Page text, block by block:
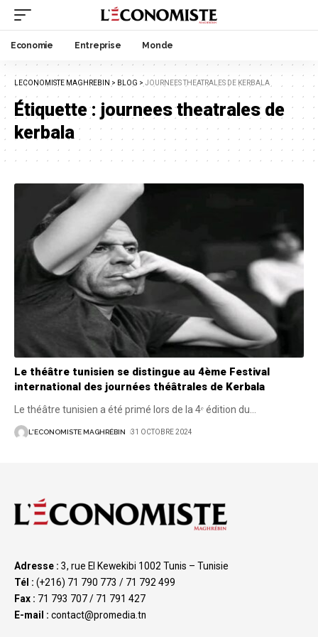
Economie Entreprise Monde
LECONOMISTE MAGHREBIN > BLOG > JOURNEES THEATRALES DE KERBALA
Étiquette :journees theatrales de
kerbala
Le théâtre tunisien se distingue au 4ème Festival
international des journées théâtrales de Kerbala
Le théâtre tunisien a été primé lors de la 4ᵉ édition du
L'ECONOMISTE MAGHRÉBIN 31 OCTOBRE 2024
Adresse : 3, rue El Kewekibi 1002 Tunis – Tunisie
Tél : (+216) 71 790 773 / 71 792 499
Fax : 71 793 707 / 71 791 427
E-mail : contact@promedia.tn